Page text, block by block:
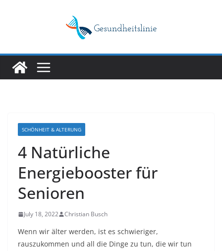
SCHÖNHEIT & ALTERUNG
4 Natürliche
Energiebooster für
Senioren
July 18, 2022 Christian Busch
Wenn wir älter werden, ist es schwieriger,
rauszukommen und all die Dinge zu tun, die wir tun